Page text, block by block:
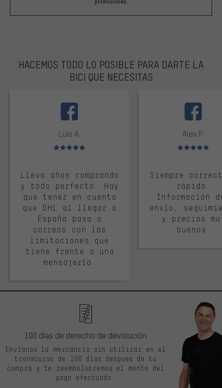
HACEMOS TODO LO POSIBLE PARA DARTE LA
BICI QUE NECESITAS
Luis A.
Valoración media: 5 de 5
Llevo años comprando
y todo perfecto. Hay
que tener en cuenta
que DHL al llegar a
España pasa a
correos con las
limitaciones que
tiene frente a una
mensajería.
Alex P.
Valoración
Siempre
rápido.
Información
envío,
y precios
buenos.
100 días de derecho de devolución
Envíanos la mercancía sin utilizar en el
transcurso de 100 días después de tu
compra y te reembolsaremos el monto del
pago efectuado.